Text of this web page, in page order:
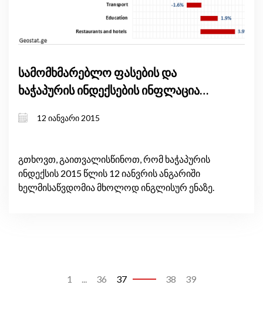
სამომხმარებლო ფასების და
ხაჭაპურის ინდექსების ინფლაცია
12 იანვარი 2015
გთხოვთ, გაითვალისწინოთ, რომ ხაჭაპურის
ინდექსის 2015 წლის 12 იანვრის ანგარიში
ხელმისაწვდომია მხოლოდ ინგლისურ ენაზე.
1 ... 36 37 38 39